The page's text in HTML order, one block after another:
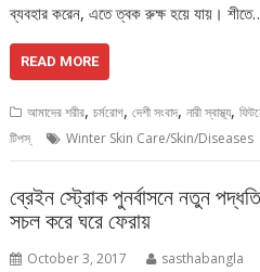
ব্যবহার করেন, এতে ত্বক রুক্ষ হয়ে যায়।
READ MORE
আমাদের শরীর,চর্মরোগ,দেশী সংবাদ,নারী স্বাস্থ্য,
টিপস্
Winter Skin Care/Skin/Diseases
ব্রেইন স্ট্রোক পুনর্বাসনে নতুন
সচল করে ঘরে ফেরায়
October 3, 2017 sasthabangla